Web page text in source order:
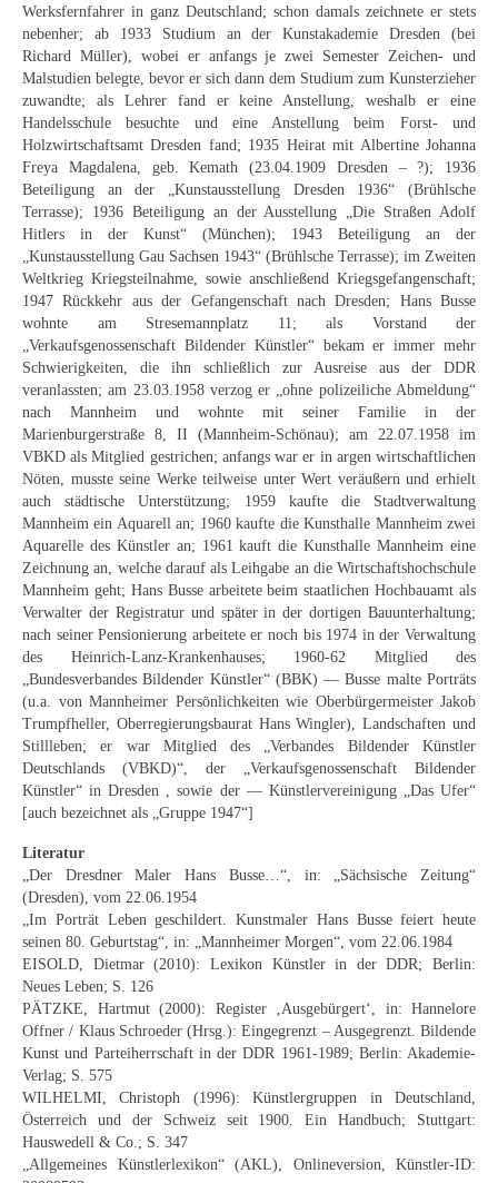
Norddeutsche Landschaften
Süddeutsche Landschaft
Selbstbildnisse
Stillleben
Neues
Tägliche Dosis Kunst
Themenflyer
Themenflyer: Trügerische Idyllen
Themenflyer: Buch und Schrift in der Kunst
Themenflyer: Sehnsucht Süden
Themenflyer: Walter Becker
Themenflyer: Richild Holt
Themenflyer: Ernst Geitlinger
Themenflyer: Michel Wagner
Weitere Themenflyer
Buchempfehlungen
Richild Holt – Farbe und Linie
Theodor Zeller (1900-1986) Maler und
Visionär
Walter Becker (1893-1984) Malerei und Grafik
Der Maler Richard Sprick (1901-1976)
Suche
Über Uns
Kontakt
Publikationsliste
Über Uns
Werksfernfahrer in ganz Deutschland; schon damals zeichnete er stets
nebenher; ab 1933 Studium an der Kunstakademie Dresden (bei
Richard Müller), wobei er anfangs je zwei Semester Zeichen- und
Malstudien belegte, bevor er sich dann dem Studium zum Kunsterzieher
zuwandte; als Lehrer fand er keine Anstellung, weshalb er eine
Handelsschule besuchte und eine Anstellung beim Forst- und
Holzwirtschaftsamt Dresden fand; 1935 Heirat mit Albertine Johanna
Freya Magdalena, geb. Kemath (23.04.1909 Dresden – ?); 1936
Beteiligung an der „Kunstausstellung Dresden 1936“ (Brühlsche
Terrasse); 1936 Beteiligung an der Ausstellung „Die Straßen Adolf
Hitlers in der Kunst“ (München); 1943 Beteiligung an der
„Kunstausstellung Gau Sachsen 1943“ (Brühlsche Terrasse); im Zweiten
Weltkrieg Kriegsteilnahme, sowie anschließend Kriegsgefangenschaft;
1947 Rückkehr aus der Gefangenschaft nach Dresden; Hans Busse
wohnte am Stresemannplatz 11; als Vorstand der
„Verkaufsgenossenschaft Bildender Künstler“ bekam er immer mehr
Schwierigkeiten, die ihn schließlich zur Ausreise aus der DDR
veranlassten; am 23.03.1958 verzog er „ohne polizeiliche Abmeldung“
nach Mannheim und wohnte mit seiner Familie in der
Marienburgerstraße 8, II (Mannheim-Schönau); am 22.07.1958 im
VBKD als Mitglied gestrichen; anfangs war er in argen wirtschaftlichen
Nöten, musste seine Werke teilweise unter Wert veräußern und erhielt
auch städtische Unterstützung; 1959 kaufte die Stadtverwaltung
Mannheim ein Aquarell an; 1960 kaufte die Kunsthalle Mannheim zwei
Aquarelle des Künstler an; 1961 kauft die Kunsthalle Mannheim eine
Zeichnung an, welche darauf als Leihgabe an die Wirtschaftshochschule
Mannheim geht; Hans Busse arbeitete beim staatlichen Hochbauamt als
Verwalter der Registratur und später in der dortigen Bauunterhaltung;
nach seiner Pensionierung arbeitete er noch bis 1974 in der Verwaltung
des Heinrich-Lanz-Krankenhauses; 1960-62 Mitglied des
„Bundesverbandes Bildender Künstler“ (BBK) — Busse malte Porträts
(u.a. von Mannheimer Persönlichkeiten wie Oberbürgermeister Jakob
Trumpfheller, Oberregierungsbaurat Hans Wingler), Landschaften und
Stillleben; er war Mitglied des „Verbandes Bildender Künstler
Deutschlands (VBKD)“, der „Verkaufsgenossenschaft Bildender
Künstler“ in Dresden , sowie der — Künstlervereinigung „Das Ufer“
[auch bezeichnet als „Gruppe 1947“]
Literatur
„Der Dresdner Maler Hans Busse…“, in: „Sächsische Zeitung“
(Dresden), vom 22.06.1954
„Im Porträt Leben geschildert. Kunstmaler Hans Busse feiert heute
seinen 80. Geburtstag“, in: „Mannheimer Morgen“, vom 22.06.1984
EISOLD, Dietmar (2010): Lexikon Künstler in der DDR; Berlin:
Neues Leben; S. 126
PÄTZKE, Hartmut (2000): Register ‚Ausgebürgert‘, in: Hannelore
Offner / Klaus Schroeder (Hrsg.): Eingegrenzt – Ausgegrenzt. Bildende
Kunst und Parteiherrschaft in der DDR 1961-1989; Berlin: Akademie-
Verlag; S. 575
WILHELMI, Christoph (1996): Künstlergruppen in Deutschland,
Österreich und der Schweiz seit 1900. Ein Handbuch; Stuttgart:
Hauswedell & Co.; S. 347
„Allgemeines Künstlerlexikon“ (AKL), Onlineversion, Künstler-ID: